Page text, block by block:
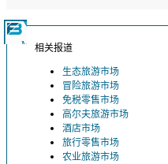
相关报道
生态旅游市场
冒险旅游市场
免税零售市场
高尔夫旅游市场
酒店市场
旅行零售市场
农业旅游市场